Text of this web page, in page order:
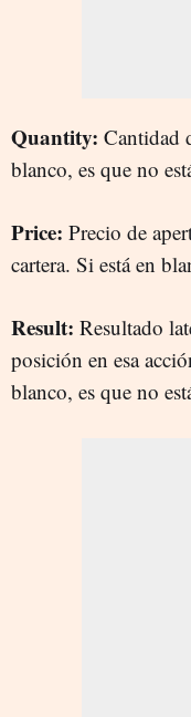
Quantity: Cantidad
blanco, es que no
Price: Precio de
cartera. Si está en
Result: Resultado
posición en esa
blanco, es que no